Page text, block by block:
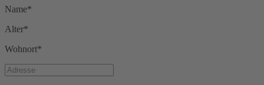
Name*
Alter*
Wohnort*